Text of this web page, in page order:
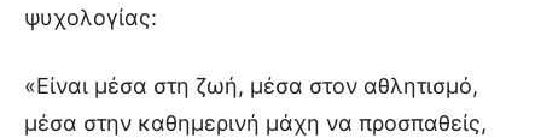
ψυχολογίας:
«Είναι μέσα στη ζωή, μέσα στον αθλητισμό,
μέσα στην καθημερινή μάχη να προσπαθείς,